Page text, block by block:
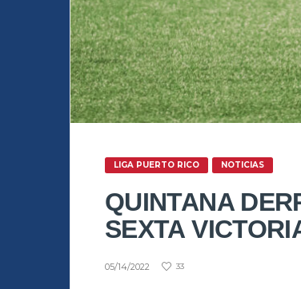
LIGA PUERTO RICO NOTICIAS
QUINTANA
SEXTA
05/14/2022 33